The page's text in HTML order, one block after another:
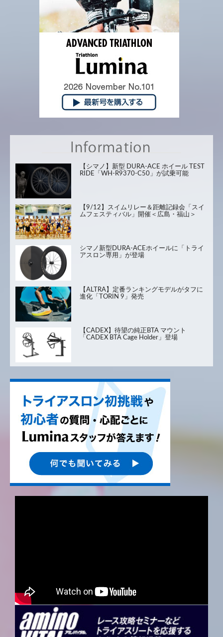
【シマノ】新型 DURA-ACE ホイール TEST
RIDE「WH-R9370-C50」が試乗可能
【9/12】スイムリレー＆距離記録会「スイ
ムフェスティバル」開催＜広島・福山＞
シマノ新型DURA-ACEホイールに「トライ
アスロン専用」が登場
【ALTRA】定番ランキングモデルがタフに
進化「TORIN 9」発売
【CADEX】待望の純正BTA マウント
「CADEX BTA Cage Holder」登場